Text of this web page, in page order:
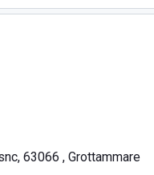
dei
del Tronto. Il
63066 , Grottammare